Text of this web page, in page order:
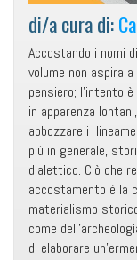
di/a cura di:
Accostando i nomi
volume non aspira
pensiero; l’intento
in apparenza
abbozzare i
più in generale,
dialettico. Ciò che
accostamento è la
materialismo
come
di elaborare